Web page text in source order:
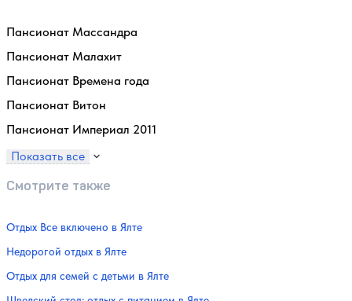
Пансионат Массандра
Пансионат Малахит
Пансионат Времена года
Пансионат Витон
Пансионат Империал 2011
Показать все
Смотрите также
Отдых Все включено в Ялте
Недорогой отдых в Ялте
Отдых для семей с детьми в Ялте